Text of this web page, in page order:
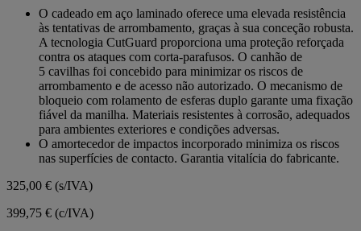
estrelas.
O cadeado em aço laminado oferece uma elevada resistência
às tentativas de arrombamento, graças à sua conceção robusta.
A tecnologia CutGuard proporciona uma proteção reforçada
contra os ataques com corta-parafusos. O canhão de
5 cavilhas foi concebido para minimizar os riscos de
arrombamento e de acesso não autorizado. O mecanismo de
bloqueio com rolamento de esferas duplo garante uma fixação
fiável da manilha. Materiais resistentes à corrosão, adequados
para ambientes exteriores e condições adversas.
O amortecedor de impactos incorporado minimiza os riscos
nas superfícies de contacto. Garantia vitalícia do fabricante.
325,00 € (s/IVA)
399,75 € (c/IVA)